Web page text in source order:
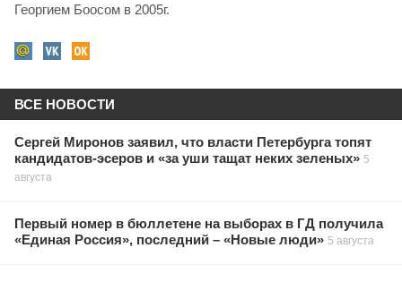
Георгием Боосом в 2005г.
ВСЕ НОВОСТИ
Сергей Миронов заявил, что власти Петербурга топят
кандидатов-эсеров и «за уши тащат неких зеленых» 5
августа
Первый номер в бюллетене на выборах в ГД получила
«Единая Россия», последний – «Новые люди» 5 августа